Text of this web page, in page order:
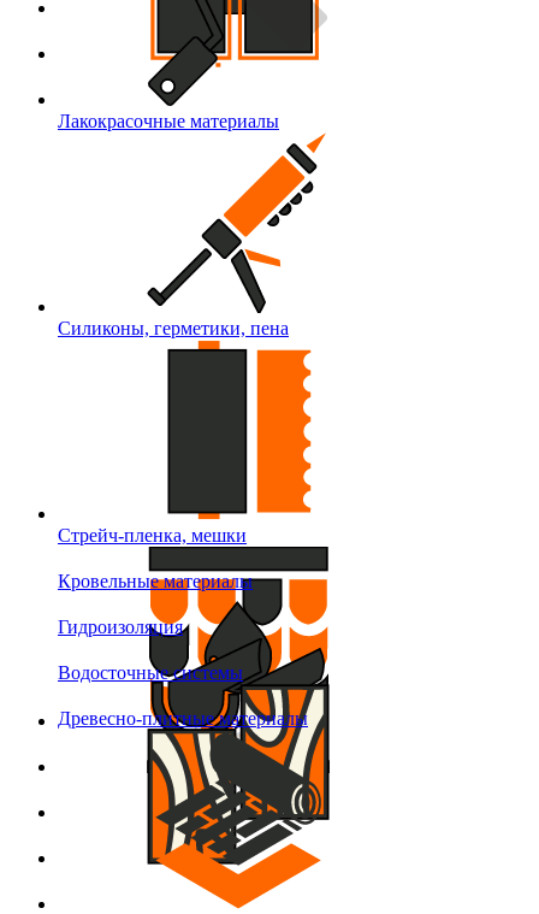
Лакокрасочные материалы
Силиконы, герметики, пена
Стрейч-пленка, мешки
Кровельные материалы
Гидроизоляция
Водосточные системы
Древесно-плитные материалы